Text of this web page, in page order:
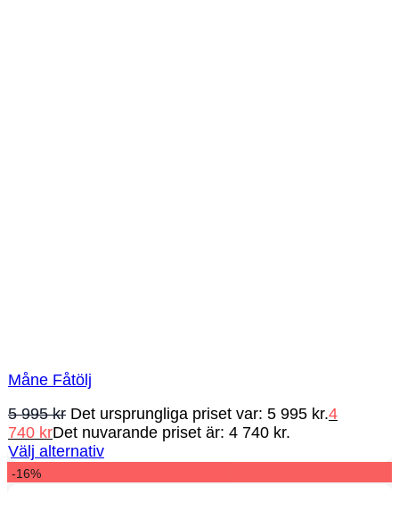
Måne Fåtölj
5 995kr Det ursprungliga priset var: 5 995 kr.4
740 krDet nuvarande priset är: 4 740 kr.
Välj alternativ
-16%